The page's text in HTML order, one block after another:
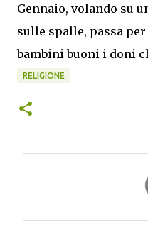
Gennaio, volando su
sulle spalle, passa
bambini buoni i doni
RELIGIONE